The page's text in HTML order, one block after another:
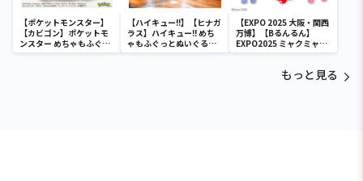
【ポケットモンスター】
【カビゴン】ポケットモ
ンスター めちゃもふぐっ
と ほっこりいやされぬい
【ハイキュー!!】【ヒナガ
ラス】ハイキュー!! めち
ゃもふぐっとぬいぐるみ
～ヒナガラス～
【EXPO 2025 大阪・関西
万博】【Bるんるん】
EXPO2025 ミャクミャク
カラフルゴム紐付きぬい
もっと見る